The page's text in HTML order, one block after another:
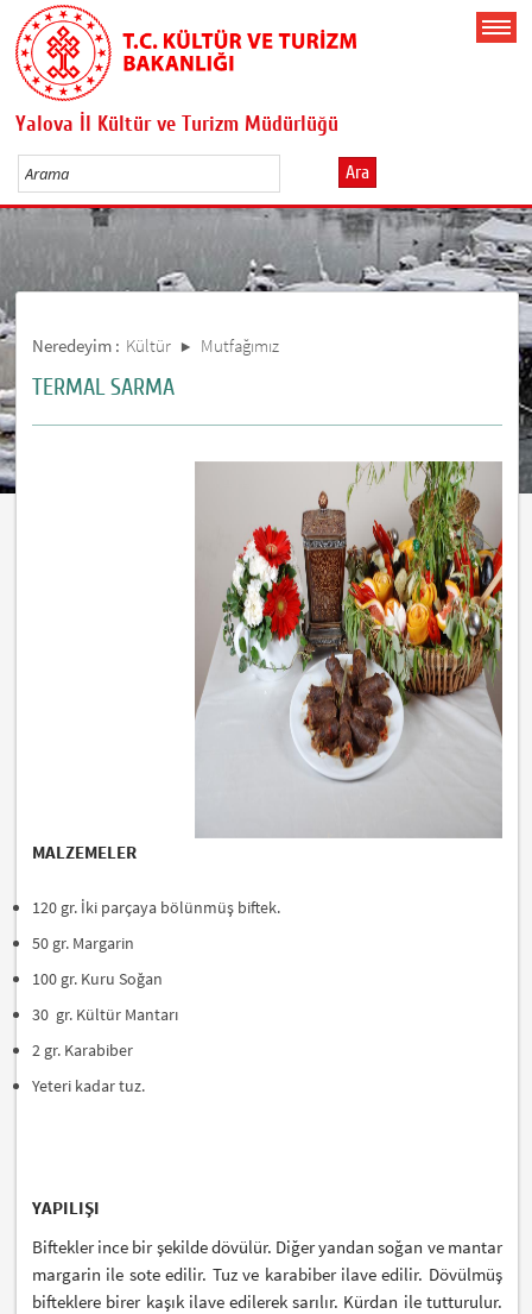
Yalova İl Kültür ve Turizm Müdürlüğü
Ara
Neredeyim : Kültür Mutfağımız
TERMAL SARMA
MALZEMELER
120 gr. İki parçaya bölünmüş biftek.
50 gr. Margarin
100 gr. Kuru Soğan
30 gr. Kültür Mantarı
2 gr. Karabiber
Yeteri kadar tuz.
YAPILIŞI
Biftekler ince bir şekilde dövülür. Diğer yandan soğan ve mantar
margarin ile sote edilir. Tuz ve karabiber ilave edilir. Dövülmüş
bifteklere birer kaşık ilave edilerek sarılır. Kürdan ile tutturulur.